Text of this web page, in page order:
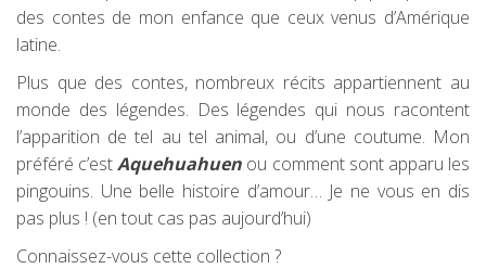
des contes de mon enfance que ceux venus d’Amérique
latine.
Plus que des contes, nombreux récits appartiennent au
monde des légendes. Des légendes qui nous racontent
l’apparition de tel au tel animal, ou d’une coutume. Mon
préféré c’estAquehuahuen ou comment sont apparu les
pingouins. Une belle histoire d’amour… Je ne vous en dis
pas plus ! (en tout cas pas aujourd’hui)
Connaissez-vous cette collection ?